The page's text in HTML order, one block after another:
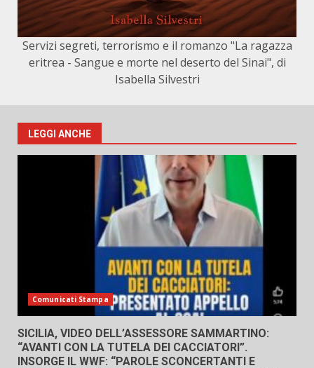
Servizi segreti, terrorismo e il romanzo "La ragazza
eritrea - Sangue e morte nel deserto del Sinai", di
Isabella Silvestri
LEGGI ANCHE
Comunicati Stampa
SICILIA, VIDEO DELL’ASSESSORE SAMMARTINO:
“AVANTI CON LA TUTELA DEI CACCIATORI”.
INSORGE IL WWF: “PAROLE SCONCERTANTI E